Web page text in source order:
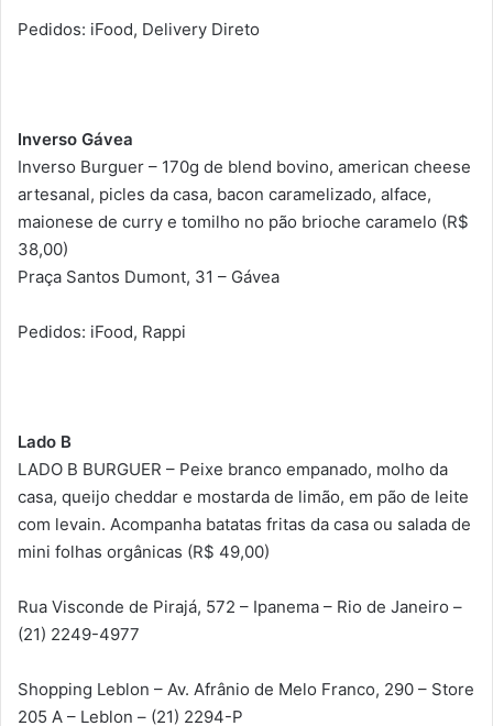
Pedidos: iFood, Delivery Direto
Inverso Gávea
Inverso Burguer – 170g de blend bovino, american cheese
artesanal, picles da casa, bacon caramelizado, alface,
maionese de curry e tomilho no pão brioche caramelo (R$
38,00)
Praça Santos Dumont, 31 – Gávea
Pedidos: iFood, Rappi
Lado B
LADO B BURGUER – Peixe branco empanado, molho da
casa, queijo cheddar e mostarda de limão, em pão de leite
com levain. Acompanha batatas fritas da casa ou salada de
mini folhas orgânicas (R$ 49,00)
Rua Visconde de Pirajá, 572 – Ipanema – Rio de Janeiro –
(21) 2249-4977
Shopping Leblon – Av. Afrânio de Melo Franco, 290 – Store
205 A – Leblon – (21) 2294-P